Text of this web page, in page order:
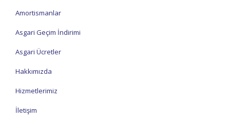
Amortismanlar
Asgari Geçim İndirimi
Asgari Ücretler
Hakkımızda
Hizmetlerimiz
İletişim